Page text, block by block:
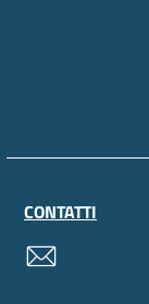
CONTATTI